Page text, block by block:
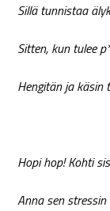
Sillä tunnistaa
Sitten, kun tulee
Hengitän ja käsin
Hopi hop! Kohti
Anna sen stressin